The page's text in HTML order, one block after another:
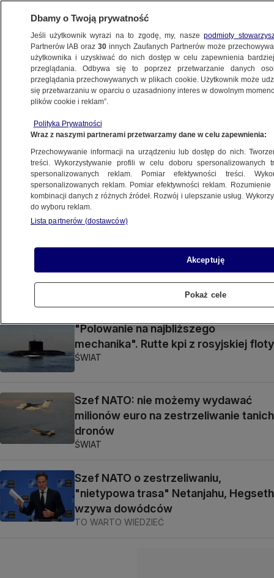
MARK RUTTE
Tylko jeden Polak w rankingu
"najbardziej wpływowych osób
w Europie"
ŚWIAT
Szef NATO o dywersji na kolei
w Polsce: jesteśmy w kontakcie
Szef NATO w Waszyngtonie. Ma się
spotkać z Trumpem
ŚWIAT
"Polowanie na najbliższego
mechanika". Rutte kpi z rosyjskiej floty
ŚWIAT
Szef NATO: nie możemy wydawać
milionów euro na zestrzeliwanie tanich
dronów
ŚWIAT
Szef NATO o zestrzeliwaniu,
"nietypowa trasa" Netanjahu, Hegseth
wzywa dowódców
TO WARTO WIEDZIEĆ
Dbamy o Twoją prywatność
Jeśli użytkownik wyrazi na to zgodę, my, naszepodmioty
Partnerów IAB oraz30 innych Zaufanych Partnerów może
użytkownika i uzyskiwać do nich dostęp w celu zapewnienia
przeglądania. Odbywa się to poprzez przetwarzanie danych
przeglądania przechowywanych w plikach cookie. Użytkownik może
się przetwarzaniu w oparciu o uzasadniony interes w dowolnym
plików cookie i reklam”.
Polityka Prywatności
Wraz z naszymi partnerami przetwarzamy dane w celu zapewnienia:
Przechowywanie informacji na urządzeniu lub dostęp do nich.
treści. Wykorzystywanie profili w celu doboru spersonalizowanych
spersonalizowanych reklam. Pomiar efektywności treści.
spersonalizowanych reklam. Pomiar efektywności reklam.
kombinacji danych z różnych źródeł. Rozwój i ulepszanie usług.
do wyboru reklam.
Lista partnerów (dostawców)
Akceptuję
Pokaż cele